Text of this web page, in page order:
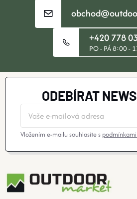
+420 778
PO - PÁ 8:00 -
ODEBÍRAT
Vložením e-mailu souhlasíte s